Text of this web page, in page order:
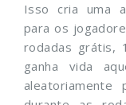
Isso cria uma
para os
rodadas grátis,
ganha vida
aleatoriamente